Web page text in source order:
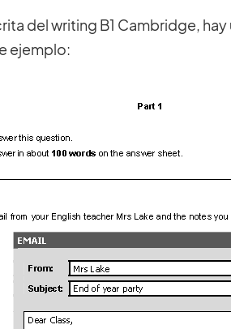
del writing B1 Cambridge,
ejemplo: